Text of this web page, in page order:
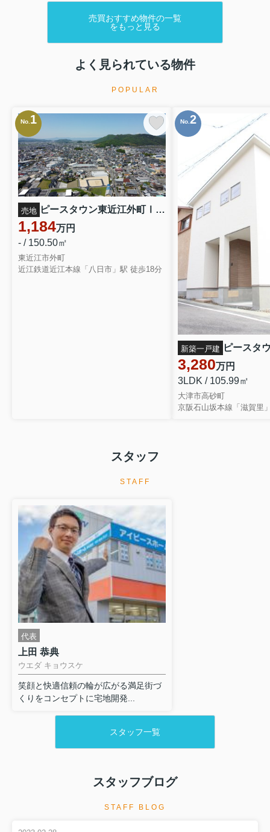
売買おすすめ物件の一覧
をもっと見る
よく見られている物件
POPULAR
No. 1
売地 ピースタウン東近江外町Ⅰ 1~21
1,184万円
- / 150.50㎡
東近江市外町
近江鉄道近江本線「八日市」駅 徒歩18分
No. 2
新築一戸建
3,280万円
3LDK / 105.99㎡
大津市高砂町
京阪石山坂本線「滋賀里
スタッフ
STAFF
代表
上田 恭典
ウエダ キョウスケ
笑顔と快適信頼の輪が広がる満足街づ
くりをコンセプトに宅地開発...
スタッフ一覧
スタッフブログ
STAFF BLOG